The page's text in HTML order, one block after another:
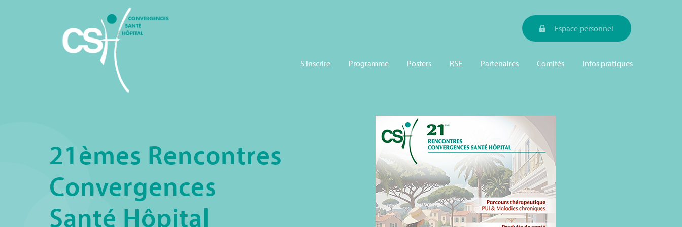
S'inscrire Programme Posters RSE Partenaires Comités Infos pratiques
Espace personnel
21èmes Rencontres
Convergences
Santé Hôpital